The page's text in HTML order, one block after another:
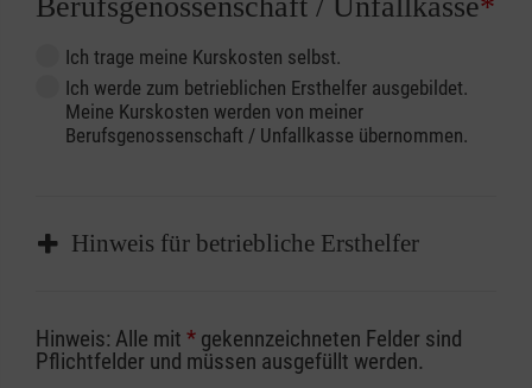
Berufsgenossenschaft / Unfallkasse*
Ich trage meine Kurskosten selbst.
Ich werde zum betrieblichen Ersthelfer ausgebildet.
Meine Kurskosten werden von meiner
Berufsgenossenschaft / Unfallkasse übernommen.
Hinweis für betriebliche Ersthelfer
Sofern Sie ein Kostenübernahmeverfahren
Ihrer Berufsgenossenschaft / Unfallkasse
Hinweis: Alle mit * gekennzeichneten Felder sind
Pflichtfelder und müssen ausgefüllt werden.